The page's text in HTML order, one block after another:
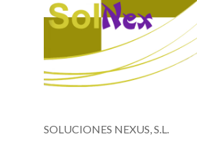
SOLUCIONES NEXUS, S.L.